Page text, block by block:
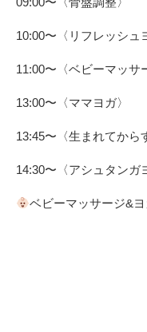
10:00〜〈リフレッシュ
11:00〜〈ベビーマッサ
13:00〜〈ママヨガ〉
13:45〜〈生まれてから
14:30〜〈アシュタンガ
ベビーマッサージ&